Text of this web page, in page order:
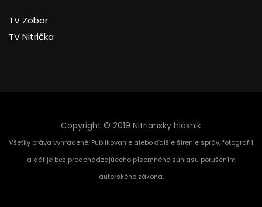
TV Zobor
TV Nitrička
Copyright © 2019 Nitriansky hlásnik
Všetky práva vyhradené. Publikovanie alebo ďalšie šírenie správ, fotografií
a dát je bez predchádzajúceho písomného súhlasu porušením
autorského zákona.